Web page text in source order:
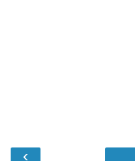
‹